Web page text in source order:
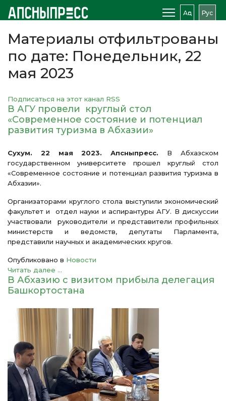
Аԥс Рус
Материалы отфильтрованы
по дате: Понедельник, 22
мая 2023
Подписаться на этот канал RSS
В АГУ провели круглый стол
«Современное состояние и потенциал
развития туризма в Абхазии»
Сухум. 22 мая 2023. Апсныпресс. В Абхазском
государственном университете прошел круглый стол
«Современное состояние и потенциал развития туризма в
Абхазии».
Организаторами круглого стола выступили экономический
факультет и отдел науки и аспирантуры АГУ. В дискуссии
участвовали руководители и представители профильных
министерств и ведомств, депутаты Парламента,
представили научных и академических кругов.
Опубликовано в Новости
Читать далее ...
В Абхазию с визитом прибыла делегация
Башкортостана